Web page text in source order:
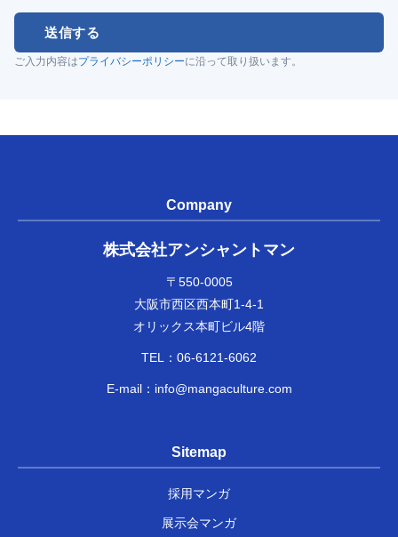
送信する
ご入力内容はプライバシーポリシーに沿って取り扱います。
Company
株式会社アンシャントマン
〒550-0005
大阪市西区西本町1-4-1
オリックス本町ビル4階
TEL： 06-6121-6062
E-mail： info@mangaculture.com
Sitemap
採用マンガ
展示会マンガ